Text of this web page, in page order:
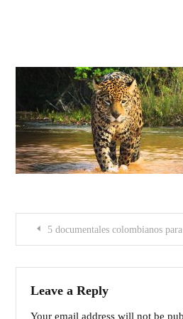
Post5 documentales colombianos
Leave a Reply
Your email address will not be